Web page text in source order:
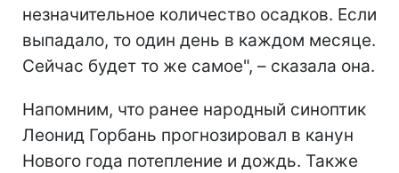
незначительное количество осадков. Если
выпадало, то один день в каждом месяце.
Сейчас будет то же самое", – сказала она.
Напомним, что ранее народный синоптик
Леонид Горбань прогнозировал в канун
Нового года потепление и дождь. Также